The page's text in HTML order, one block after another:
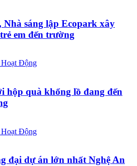
sáng lập Ecopark xây
em đến trường
Động
hộp quà khổng lồ đang đến
Động
đại dự án lớn nhất Nghệ An